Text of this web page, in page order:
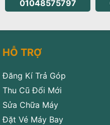
01048575797
HỖ TRỢ
Đăng Kí Trả Góp
Thu Cũ Đổi Mới
Sửa Chữa Máy
Đặt Vé Máy Bay